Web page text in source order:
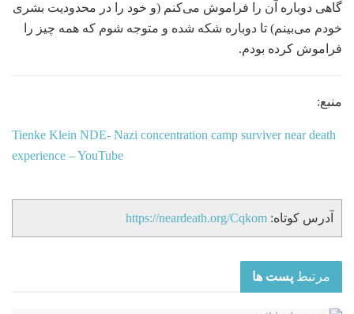
گاهی دوباره آن را فراموش می‌کنم (و خود را در محدودیت بشری
خودم می‌بینم) تا دوباره شکه شده و متوجه شوم که همه چیز را
فراموش کرده بودم.
منبع:
Tienke Klein NDE- Nazi concentration camp surviver near death
experience – YouTube
آدرس کوتاه: https://neardeath.org/Cqkom
مرتبط پست ها